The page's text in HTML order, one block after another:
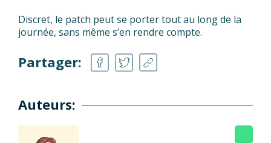
Discret, le patch peut se porter tout au long de la
journée, sans même s’en rendre compte.
Partager:
Auteurs: